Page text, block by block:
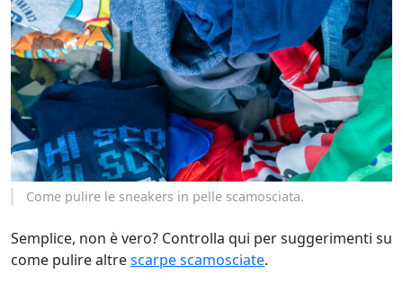
Come pulire le sneakers in pelle scamosciata.
Semplice, non è vero? Controlla qui per suggerimenti su
come pulire altrescarpe scamosciate.